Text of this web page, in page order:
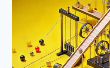
EN
VASTGOED.